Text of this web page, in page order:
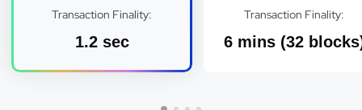
Transaction Finality:
1.2 sec
Transaction Finality:
6 mins (32